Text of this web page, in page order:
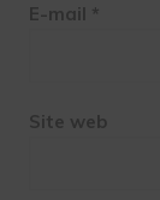
E-mail *
Site web